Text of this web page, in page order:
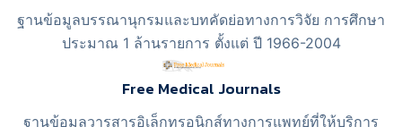
ฐานข้อมูลบรรณานุกรมและบทคัดย่อทางการวิจัย การศึกษา
ประมาณ 1 ล้านรายการ ตั้งแต่ ปี 1966-2004
Free Medical Journals
ฐานข้อมูลวารสารอิเล็กทรอนิกส์ทางการแพทย์ที่ให้บริการ